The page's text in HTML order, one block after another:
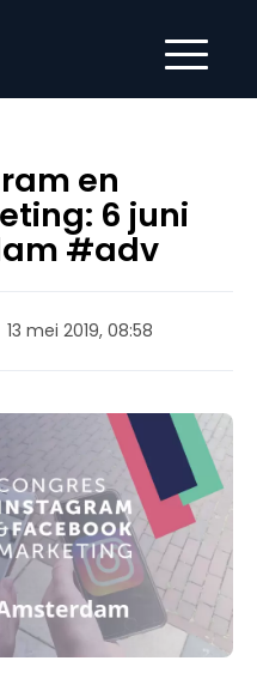
en
6 juni
#adv
13 mei 2019, 08:58